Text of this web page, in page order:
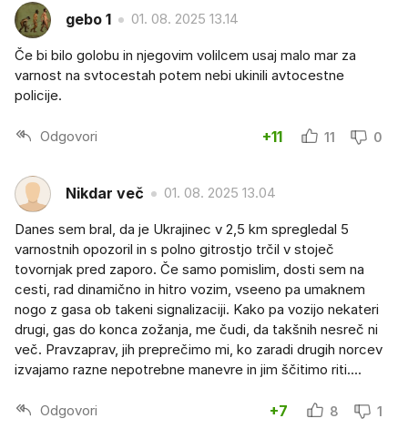
gebo 1 01. 08. 2025 13.14
Če bi bilo golobu in njegovim volilcem usaj malo mar za
varnost na svtocestah potem nebi ukinili avtocestne
policije.
Odgovori +11 11 0
Nikdar več 01. 08. 2025 13.04
Danes sem bral, da je Ukrajinec v 2,5 km spregledal 5
varnostnih opozoril in s polno gitrostjo trčil v stoječ
tovornjak pred zaporo. Če samo pomislim, dosti sem na
cesti, rad dinamično in hitro vozim, vseeno pa umaknem
nogo z gasa ob takeni signalizaciji. Kako pa vozijo nekateri
drugi, gas do konca zožanja, me čudi, da takšnih nesreč ni
več. Pravzaprav, jih preprečimo mi, ko zaradi drugih norcev
izvajamo razne nepotrebne manevre in jim ščitimo riti....
Odgovori +7 8 1